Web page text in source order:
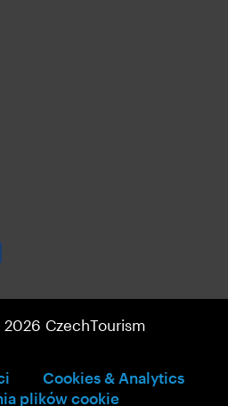
CzechTourism
Cookies & Analytics
plików cookie